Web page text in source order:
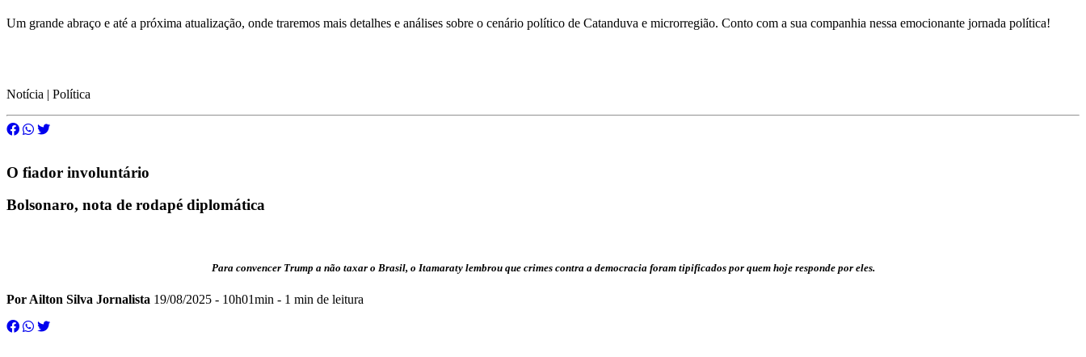
Um grande abraço e até a próxima atualização, onde traremos mais detalhes e análises sobre o cenário político de Catanduva e microrregião. Conto com a sua companhia nessa emocionante jornada política!
Notícia | Política
O fiador involuntário
Bolsonaro, nota de rodapé diplomática
Para convencer Trump a não taxar o Brasil, o Itamaraty lembrou que crimes contra a democracia foram tipificados por quem hoje responde por eles.
Por Ailton Silva Jornalista 19/08/2025 - 10h01min - 1 min de leitura